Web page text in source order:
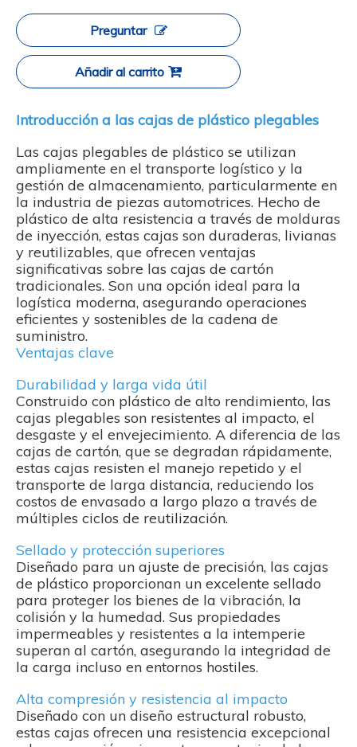
Preguntar
Añadir al carrito
Introducción a las cajas de plástico plegables
Las cajas plegables de plástico se utilizan
ampliamente en el transporte logístico y la
gestión de almacenamiento, particularmente en
la industria de piezas automotrices. Hecho de
plástico de alta resistencia a través de molduras
de inyección, estas cajas son duraderas, livianas
y reutilizables, que ofrecen ventajas
significativas sobre las cajas de cartón
tradicionales. Son una opción ideal para la
logística moderna, asegurando operaciones
eficientes y sostenibles de la cadena de
suministro.
Ventajas clave
Durabilidad y larga vida útil
Construido con plástico de alto rendimiento, las
cajas plegables son resistentes al impacto, el
desgaste y el envejecimiento. A diferencia de las
cajas de cartón, que se degradan rápidamente,
estas cajas resisten el manejo repetido y el
transporte de larga distancia, reduciendo los
costos de envasado a largo plazo a través de
múltiples ciclos de reutilización.
Sellado y protección superiores
Diseñado para un ajuste de precisión, las cajas
de plástico proporcionan un excelente sellado
para proteger los bienes de la vibración, la
colisión y la humedad. Sus propiedades
impermeables y resistentes a la intemperie
superan al cartón, asegurando la integridad de
la carga incluso en entornos hostiles.
Alta compresión y resistencia al impacto
Diseñado con un diseño estructural robusto,
estas cajas ofrecen una resistencia excepcional